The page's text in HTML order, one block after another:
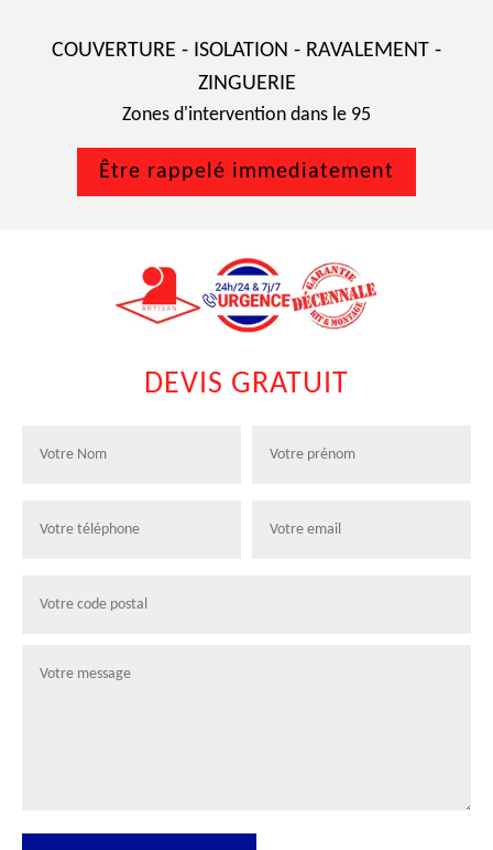
COUVERTURE - ISOLATION - RAVALEMENT -
ZINGUERIE
Zones d'intervention dans le 95
Être rappelé immediatement
DEVIS GRATUIT